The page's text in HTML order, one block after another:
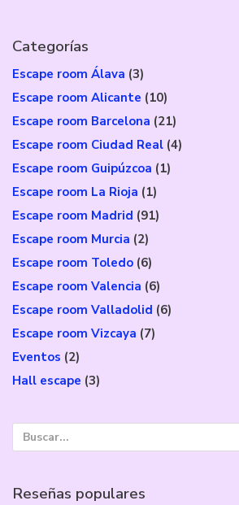
Categorías
Escape room Álava (3)
Escape room Alicante (10)
Escape room Barcelona (21)
Escape room Ciudad Real (4)
Escape room Guipúzcoa (1)
Escape room La Rioja (1)
Escape room Madrid (91)
Escape room Murcia (2)
Escape room Toledo (6)
Escape room Valencia (6)
Escape room Valladolid (6)
Escape room Vizcaya (7)
Eventos (2)
Hall escape (3)
Reseñas populares